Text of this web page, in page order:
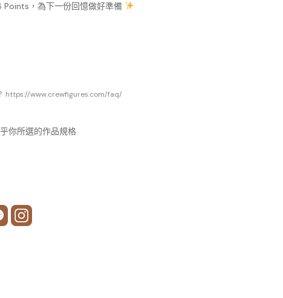
，為下一份回憶做好準備
https://www.crewfigures.com/faq/
你所選的作品規格